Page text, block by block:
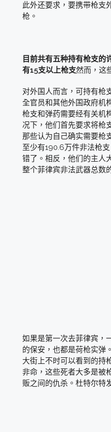
此外还要求，要携带枪支
枪。
目前共有五种持有枪支的
有15支以上枪支然而，这
对外国人而言，可持有枪
全官员和其他外国政府机
枪支和弹药需要经有关机
况下，他们首先要求将枪
那些认为自己确实需要枪
至少有190.6万件非法枪
错了。相反，他们的主人
整个菲律宾非法武器总数
如果是第一次去菲律宾，
的保安，也都是荷枪实弹
大街上不时可以看到的持
非命，这些死者大多是被
贩之间的仇杀。杜特尔特